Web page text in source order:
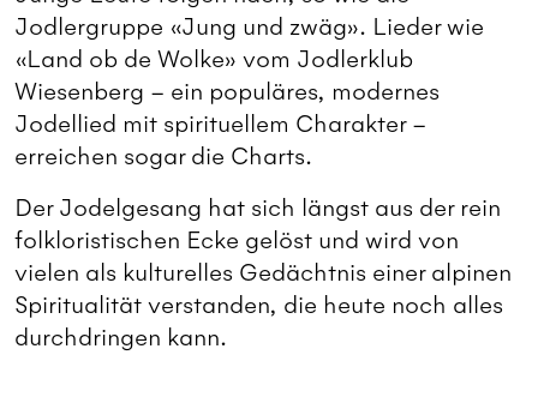
Jodlergruppe «Jung und zwäg». Lieder wie
«Land ob de Wolke» vom Jodlerklub
Wiesenberg – ein populäres, modernes
Jodellied mit spirituellem Charakter –
erreichen sogar die Charts.
Der Jodelgesang hat sich längst aus der rein
folkloristischen Ecke gelöst und wird von
vielen als kulturelles Gedächtnis einer alpinen
Spiritualität verstanden, die heute noch alles
durchdringen kann.